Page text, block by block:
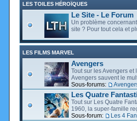
LES TOILES HÉROÏQUES
Le Site - Le Forum
Un problème
site ? Pour tout cela et
LES FILMS MARVEL
Avengers
Tout sur les Avengers
Avengers sauvent le
Sous-forums:
Les Quatre
Tout sur Les Quatre
1960, la super-famille
Sous-forum:
Les 4